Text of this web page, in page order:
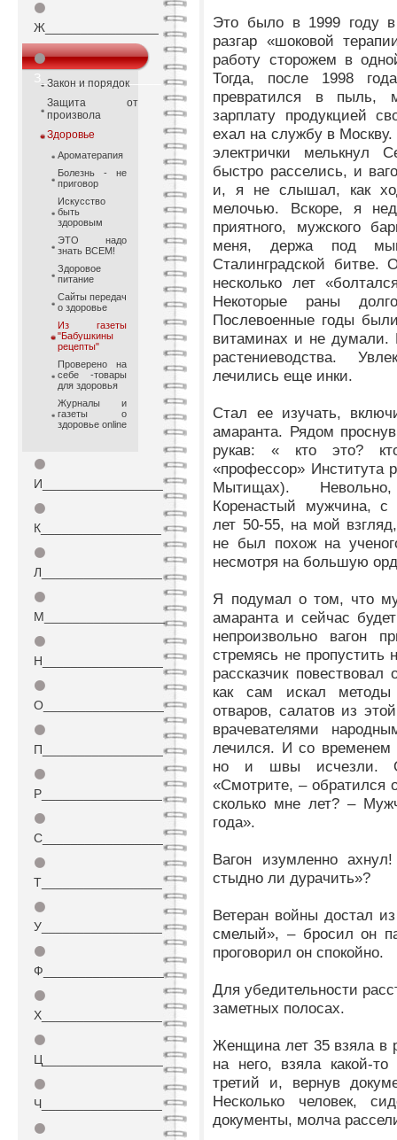
⚫
Ж________________
⚫
З_________________
Закон и порядок
Защита от
произвола
Здоровье
Ароматерапия
Болезнь - не
приговор
Искусство
быть
здоровым
ЭТО надо
знать ВСЕМ!
Здоровое
питание
Сайты передач
о здоровье
Из газеты
"Бабушкины
рецепты"
Проверено на
себе -товары
для здоровья
Журналы и
газеты о
здоровье online
⚫
И_________________
⚫
К_________________
⚫
Л_________________
⚫
М_________________
⚫
Н_________________
⚫
О_________________
⚫
П_________________
⚫
Р_________________
⚫
С_________________
⚫
Т_________________
⚫
У_________________
⚫
Ф_________________
⚫
Х_________________
⚫
Ц_________________
⚫
Ч_________________
⚫
Это было в 1999 году
разгар «шоковой
работу сторожем в
Тогда, после 1998
превратился в пыль,
зарплату продукцией
ехал на службу в
электрички
быстро расселись, и
и, я не слышал, как
мелочью. Вскоре, я
приятного, мужского
меня, держа под
Сталинградской
несколько лет
Некоторые раны
Послевоенные годы
витаминах и не думали.
растениеводства.
лечились еще инки.
Стал ее изучать,
амаранта. Рядом
рукав: « кто это?
«профессор» Института
Мытищах).
Коренастый мужчина, с
лет 50-55, на мой
не был похож на
несмотря на большую
Я подумал о том, что
амаранта и сейчас
непроизвольно вагон
стремясь не
рассказчик
как сам искал методы
отваров, салатов из
врачевателями
лечился. И со временем
но и швы исчезли.
«Смотрите, – обратился
сколько мне лет? –
года».
Вагон изумленно
стыдно ли дурачить»?
Ветеран войны достал
смелый», – бросил он
проговорил он спокойно.
Для убедительности
заметных полосах.
Женщина лет 35 взяла в
на него, взяла какой-
третий и, вернув
Несколько человек,
документы, молча